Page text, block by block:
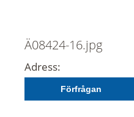
Ä08424-16.jpg
Adress:
Förfrågan